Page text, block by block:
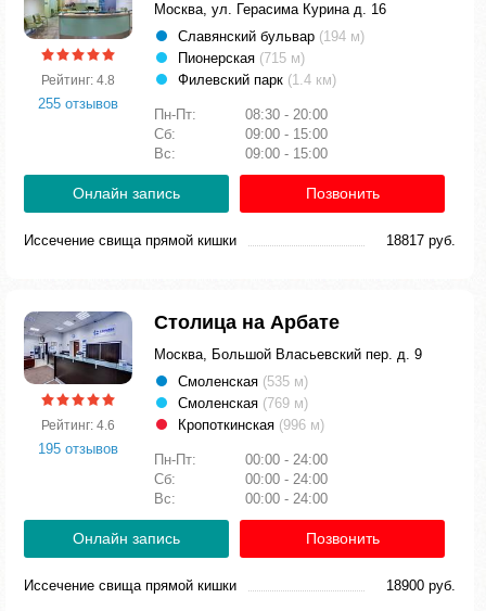
Рейтинг: 4.8
255 отзывов
Москва, ул. Герасима Курина д. 16
Славянский бульвар (194 м)
Пионерская (715 м)
Филевский парк (1.4 км)
Пн-Пт:
08:30 - 20:00
Сб:
09:00 - 15:00
Вс:
09:00 - 15:00
Онлайн запись Позвонить
Иссечение свища прямой кишки 18817 руб.
Рейтинг: 4.6
195 отзывов
Столица на Арбате
Москва, Большой Власьевский пер. д. 9
Смоленская (535 м)
Смоленская (769 м)
Кропоткинская (996 м)
Пн-Пт:
00:00 - 24:00
Сб:
00:00 - 24:00
Вс:
00:00 - 24:00
Онлайн запись Позвонить
Иссечение свища прямой кишки 18900 руб.